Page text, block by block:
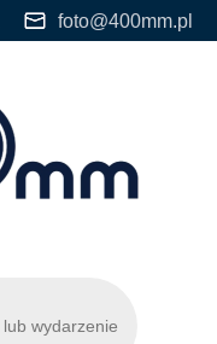
foto@400mm.pl